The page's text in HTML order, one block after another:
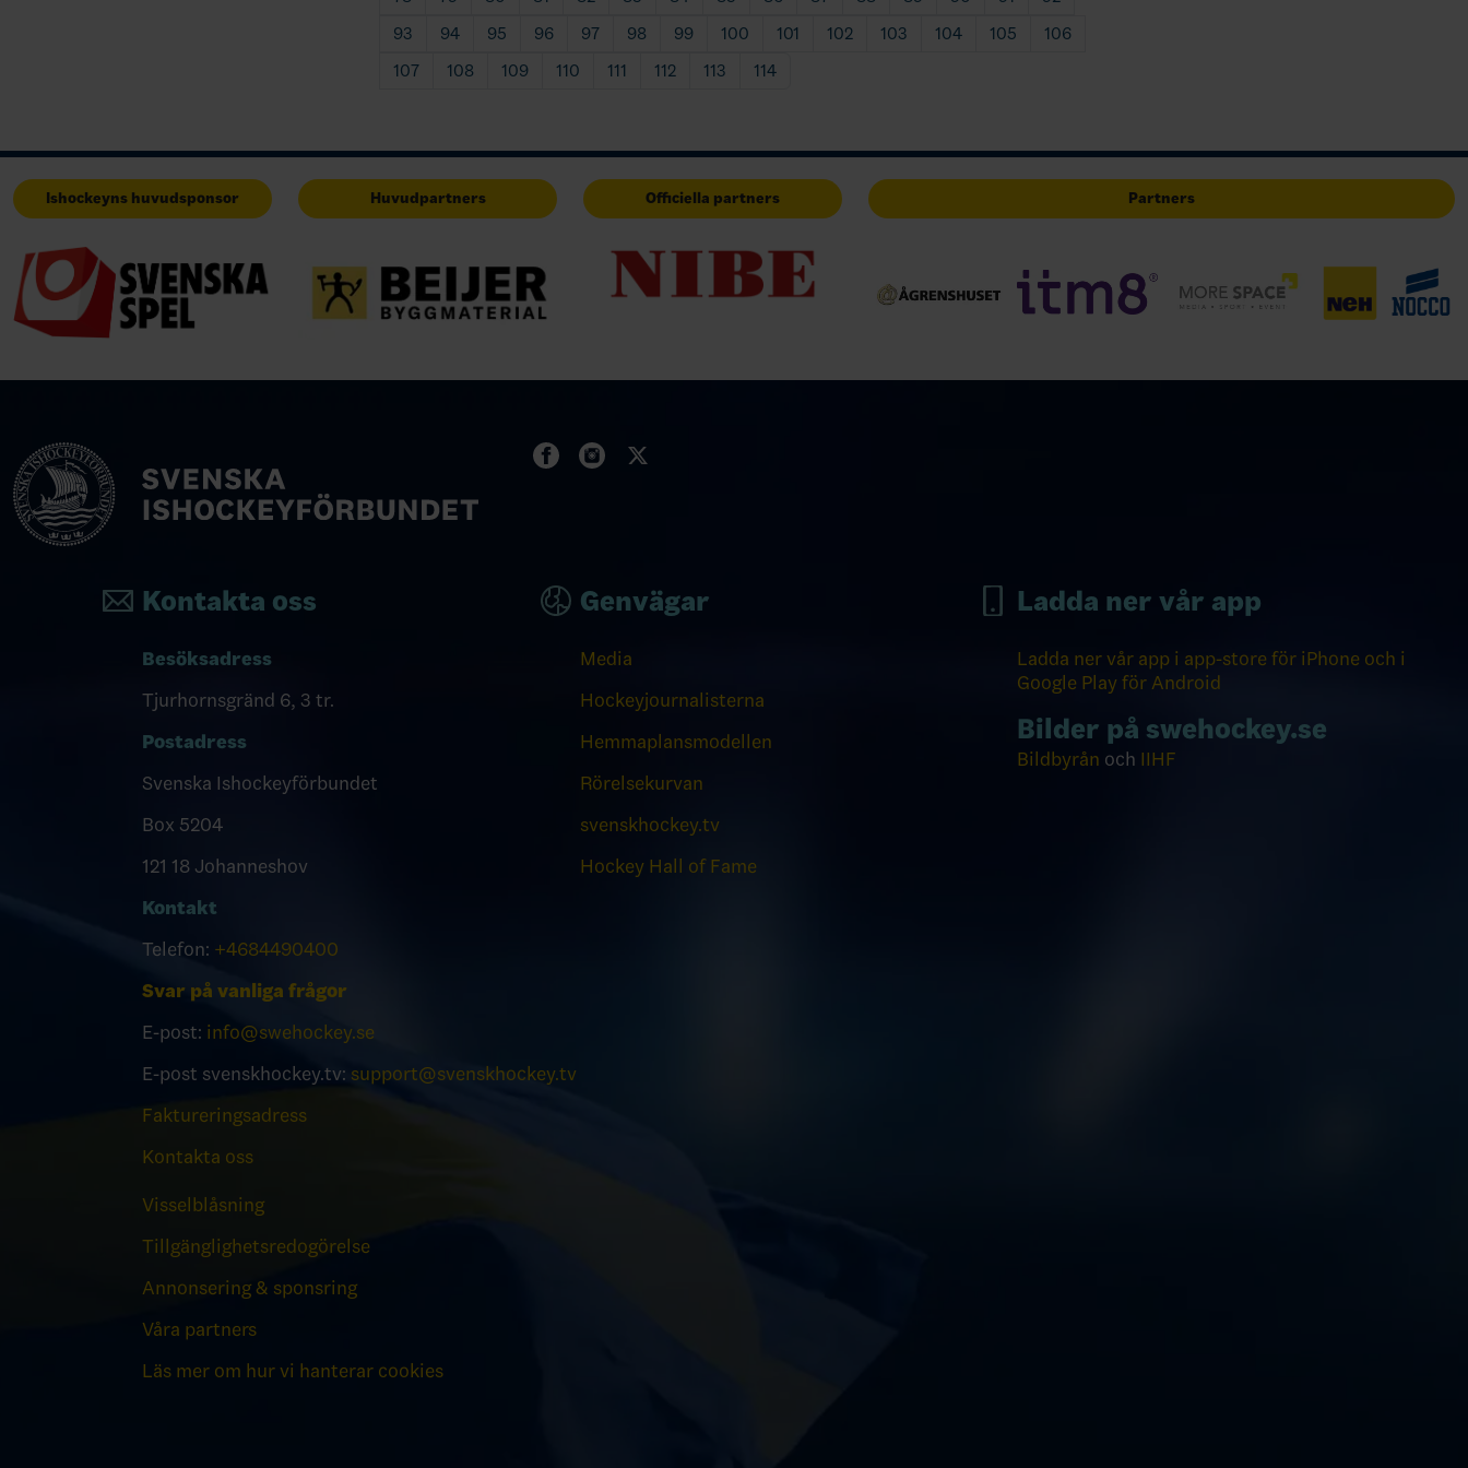
93
94 95 96 97 98 99 100 101 102 103 104 105
106
107
108 109 110 111 112 113 114
Ishockeyns huvudsponsor Huvudpartners Officiella partners Partners
Kontakta oss
Besöksadress
Tjurhornsgränd 6, 3 tr.
Postadress
Svenska Ishockeyförbundet
Box 5204
121 18 Johanneshov
Kontakt
Telefon: +4684490400
Svar på vanliga frågor
E-post: info@swehockey.se
E-post svenskhockey.tv: support@svenskhockey.tv
Faktureringsadress
Kontakta oss
Visselblåsning
Tillgänglighetsredogörelse
Annonsering & sponsring
Våra partners
Läs mer om hur vi hanterar cookies
Genvägar
Media
Hockeyjournalisterna
Hemmaplansmodellen
Rörelsekurvan
svenskhockey.tv
Hockey Hall of Fame
Ladda ner vår app
Ladda ner vår app i app-store för iPhone och i
Google Play för Android
Bilder på swehockey.se
Bildbyrån och IIHF